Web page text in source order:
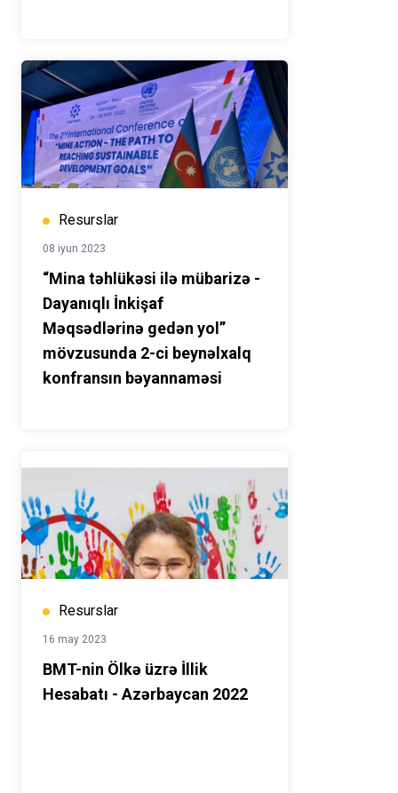
Resurslar
08 iyun 2023
“Mina təhlükəsi ilə mübarizə -
Dayanıqlı İnkişaf
Məqsədlərinə gedən yol”
mövzusunda 2-ci beynəlxalq
konfransın bəyannaməsi
Resurslar
16 may 2023
BMT-nin Ölkə üzrə İllik
Hesabatı - Azərbaycan 2022